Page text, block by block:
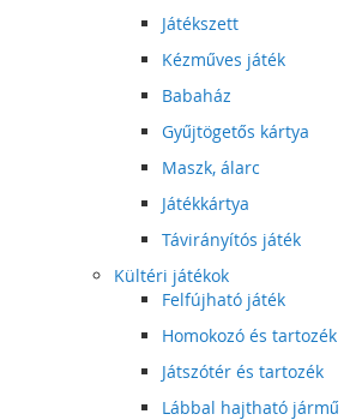
Játékszett
Kézműves játék
Babaház
Gyűjtögetős kártya
Maszk, álarc
Játékkártya
Távirányítós játék
Kültéri játékok
Felfújható játék
Homokozó és tartozék
Játszótér és tartozék
Lábbal hajtható jármű